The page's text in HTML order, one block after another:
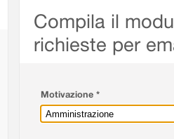
Compila il
richieste per
Motivazione *